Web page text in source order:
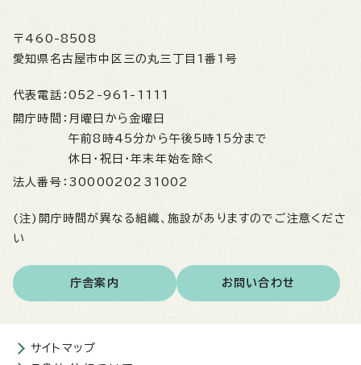
〒460-8508
愛知県名古屋市中区三の丸三丁目1番1号
代表電話： 052-961-1111
開庁時間： 月曜日から金曜日
午前8時45分から午後5時15分まで
休日・祝日・年末年始を除く
法人番号： 3000020231002
(注)開庁時間が異なる組織、施設がありますのでご注意くださ
い
庁舎案内 お問い合わせ
サイトマップ